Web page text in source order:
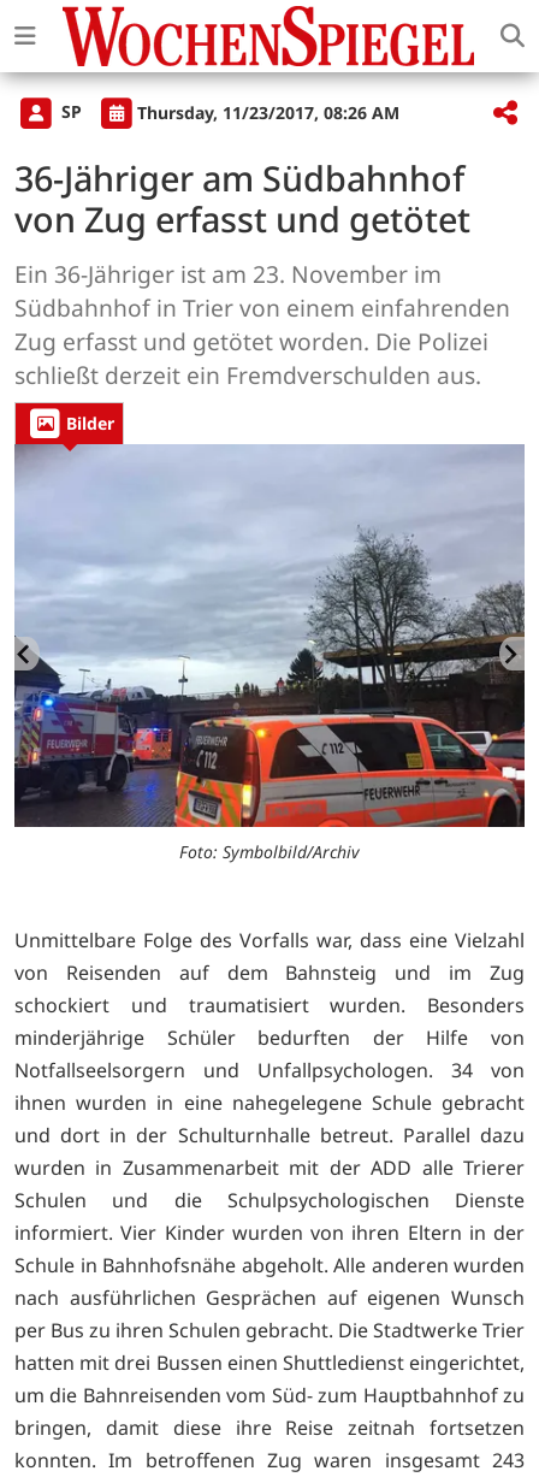
SP Thursday, 11/23/2017, 08:26 AM
36-Jähriger am Südbahnhof
von Zug erfasst und getötet
Ein 36-Jähriger ist am 23. November im
Südbahnhof in Trier von einem einfahrenden
Zug erfasst und getötet worden. Die Polizei
schließt derzeit ein Fremdverschulden aus.
Bilder
Foto: Symbolbild/Archiv
Unmittelbare Folge des Vorfalls war, dass eine Vielzahl
von Reisenden auf dem Bahnsteig und im Zug
schockiert und traumatisiert wurden. Besonders
minderjährige Schüler bedurften der Hilfe von
Notfallseelsorgern und Unfallpsychologen. 34 von
ihnen wurden in eine nahegelegene Schule gebracht
und dort in der Schulturnhalle betreut. Parallel dazu
wurden in Zusammenarbeit mit der ADD alle Trierer
Schulen und die Schulpsychologischen Dienste
informiert. Vier Kinder wurden von ihren Eltern in der
Schule in Bahnhofsnähe abgeholt. Alle anderen wurden
nach ausführlichen Gesprächen auf eigenen Wunsch
per Bus zu ihren Schulen gebracht. Die Stadtwerke Trier
hatten mit drei Bussen einen Shuttledienst eingerichtet,
um die Bahnreisenden vom Süd- zum Hauptbahnhof zu
bringen, damit diese ihre Reise zeitnah fortsetzen
konnten. Im betroffenen Zug waren insgesamt 243